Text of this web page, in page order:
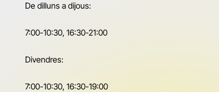
De dilluns a dijous:
7:00-10:30, 16:30-21:00
Divendres:
7:00-10:30, 16:30-19:00